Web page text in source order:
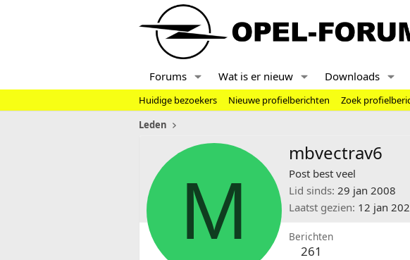
Forums Wat is er nieuw Downloads
Huidige bezoekers Nieuwe profielberichten
Zoek
Leden
M
mbvectrav6
Post best veel
Lid sinds 29 jan 2008
Laatst gezien 12 jan
Berichten
261